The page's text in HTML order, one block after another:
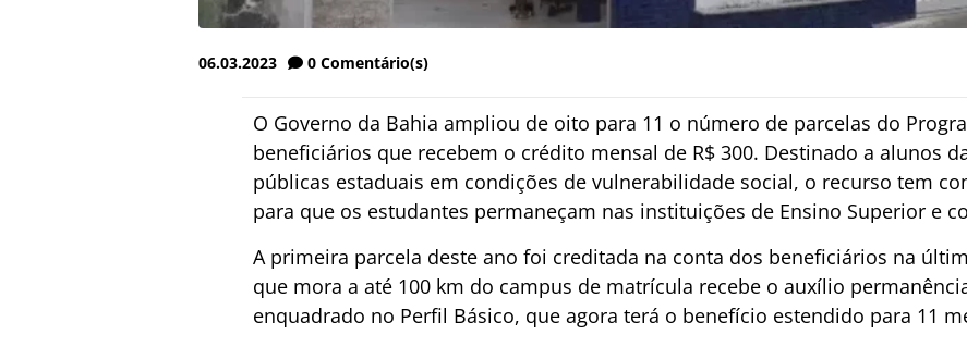
06.03.2023 0 Comentário(s)
O Governo da Bahia ampliou de oito para 11 o número de parcelas do
beneficiários que recebem o crédito mensal de R$ 300. Destinado a alunos
públicas estaduais em condições de vulnerabilidade social, o recurso tem
para que os estudantes permaneçam nas instituições de Ensino Superior e
A primeira parcela deste ano foi creditada na conta dos beneficiários na
que mora a até 100 km do campus de matrícula recebe o auxílio
enquadrado no Perfil Básico, que agora terá o benefício estendido para 11